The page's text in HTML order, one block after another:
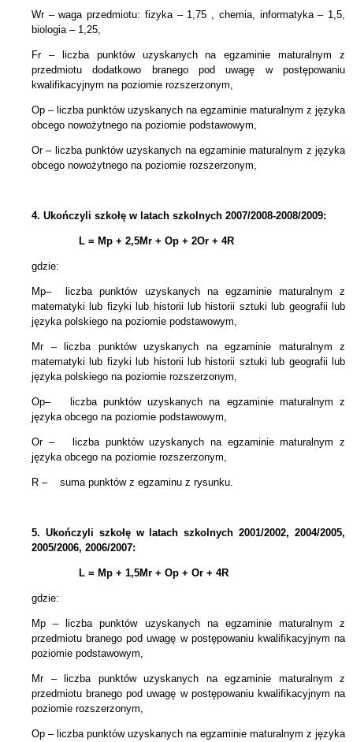
Wr – waga przedmiotu: fizyka – 1,75 , chemia, informatyka – 1,5,
biologia – 1,25,
Fr – liczba punktów uzyskanych na egzaminie maturalnym z
przedmiotu dodatkowo branego pod uwagę w postępowaniu
kwalifikacyjnym na poziomie rozszerzonym,
Op – liczba punktów uzyskanych na egzaminie maturalnym z języka
obcego nowożytnego na poziomie podstawowym,
Or – liczba punktów uzyskanych na egzaminie maturalnym z języka
obcego nowożytnego na poziomie rozszerzonym,
4. Ukończyli szkołę w latach szkolnych 2007/2008-2008/2009:
L = Mp + 2,5Mr + Op + 2Or + 4R
gdzie:
Mp– liczba punktów uzyskanych na egzaminie maturalnym z
matematyki lub fizyki lub historii lub historii sztuki lub geografii lub
języka polskiego na poziomie podstawowym,
Mr – liczba punktów uzyskanych na egzaminie maturalnym z
matematyki lub fizyki lub historii lub historii sztuki lub geografii lub
języka polskiego na poziomie rozszerzonym,
Op– liczba punktów uzyskanych na egzaminie maturalnym z
języka obcego na poziomie podstawowym,
Or – liczba punktów uzyskanych na egzaminie maturalnym z
języka obcego na poziomie rozszerzonym,
R – suma punktów z egzaminu z rysunku.
5. Ukończyli szkołę w latach szkolnych 2001/2002, 2004/2005,
2005/2006, 2006/2007:
L = Mp + 1,5Mr + Op + Or + 4R
gdzie:
Mp – liczba punktów uzyskanych na egzaminie maturalnym z
przedmiotu branego pod uwagę w postępowaniu kwalifikacyjnym na
poziomie podstawowym,
Mr – liczba punktów uzyskanych na egzaminie maturalnym z
przedmiotu branego pod uwagę w postępowaniu kwalifikacyjnym na
poziomie rozszerzonym,
Op – liczba punktów uzyskanych na egzaminie maturalnym z języka